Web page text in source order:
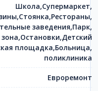
Школа,Супермаркет,
заведения,Парк,
зона,Остановки,Детский
площадка,Больница,
поликлиника
Евроремонт